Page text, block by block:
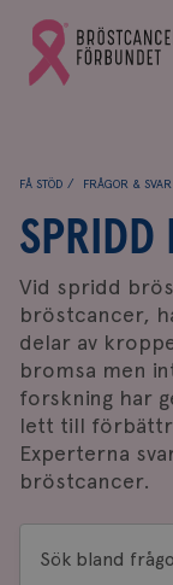
Gå
till
FÅ STÖD FRÅGOR & SVAR
SPRIDD
Vid spridd
bröstcancer,
delar av
bromsa men
forskning har
lett till
Experterna
bröstcancer.
Sök